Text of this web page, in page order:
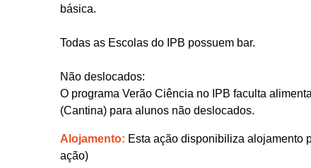
básica.
Todas as Escolas do IPB possuem bar.
Não deslocados:
O programa Verão Ciência no IPB faculta
(Cantina) para alunos não deslocados.
Alojamento: Esta ação disponibiliza alojamento
ação)